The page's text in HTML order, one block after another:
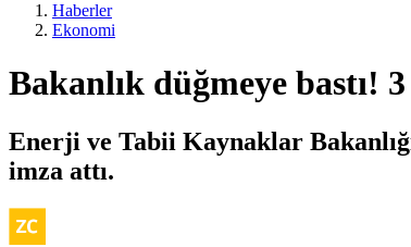
Haberler
Ekonomi
Bakanlık düğmeye bastı!
Enerji ve Tabii Kaynaklar
imza attı.